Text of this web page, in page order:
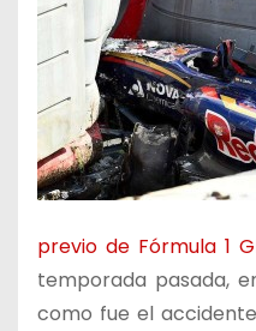
previo de Fórmula 1
temporada pasada,
como fue el